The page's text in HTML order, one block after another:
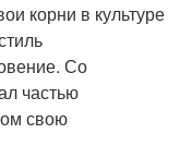
корни в культуре
Со
частью
свою